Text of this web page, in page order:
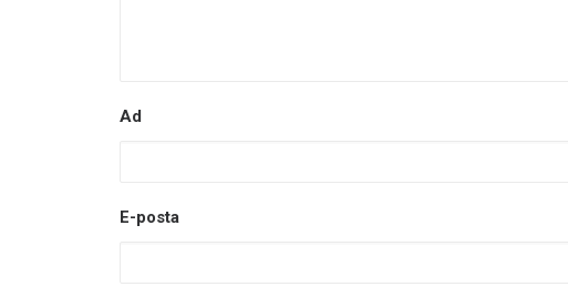
Ad
E-posta